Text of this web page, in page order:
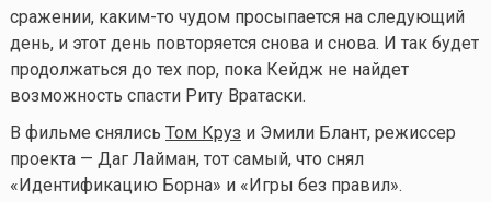
сражении, каким-то чудом просыпается на следующий
день, и этот день повторяется снова и снова. И так будет
продолжаться до тех пор, пока Кейдж не найдет
возможность спасти Риту Вратаски.
В фильме снялись Том Круз и Эмили Блант, режиссер
проекта — Даг Лайман, тот самый, что снял
«Идентификацию Борна» и «Игры без правил».